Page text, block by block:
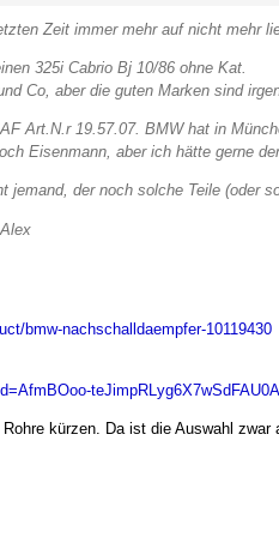
Zeit immer mehr auf nicht mehr
325i Cabrio Bj 10/86 ohne Kat.
Co, aber die guten Marken sind
Art.N.r 19.57.07. BMW hat in
Eisenmann, aber ich hätte gerne
jemand, der noch solche Teile (oder
bmw-nachschalldaempfer-10119430
kürzen. Da ist die Auswahl